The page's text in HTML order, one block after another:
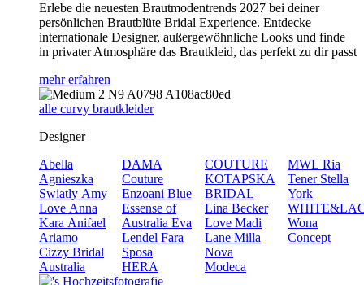
Erlebe die neuesten Brautmodentrends 2027 bei deiner
persönlichen Brautblüte Bridal Experience. Entdecke
internationale Designer, außergewöhnliche Looks und finde
in privater Atmosphäre das Brautkleid, das perfekt zu dir passt
mehr erfahren
alle curvy brautkleider
Designer
Abella
Agnieszka
Swiatly Amy
Love Anna
Kara Anifael
Ariamo
Cizzy Bridal
Australia
DAMA
Couture
Enzoani Blue
Essense of
Australia Eva
Lendel Fara
Sposa
HERA
COUTURE
KOTAPSKA
BRIDAL
Lina Becker
Love Madi
Lane Milla
Nova
Modeca
MWL Ria
Tener Stella
York
Wona
Concept